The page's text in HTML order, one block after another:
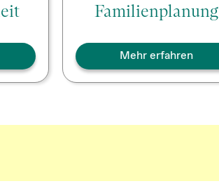
Familienplanung
Mehr erfahren